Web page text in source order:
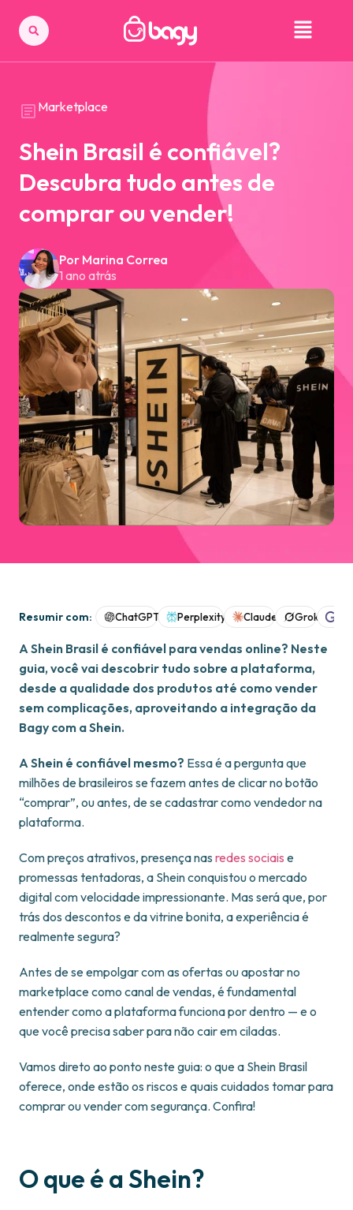
Marketplace
Shein Brasil é confiável?
Descubra tudo antes de
comprar ou vender!
Por Marina Correa
1 ano atrás
Resumir com: ChatGPT Perplexity Claude Grok
A Shein Brasil é confiável para vendas online? Neste
guia, você vai descobrir tudo sobre a plataforma,
desde a qualidade dos produtos até como vender
sem complicações, aproveitando a integração da
Bagy com a Shein.
A Shein é confiável mesmo? Essa é a pergunta que
milhões de brasileiros se fazem antes de clicar no botão
“comprar”, ou antes, de se cadastrar como vendedor na
plataforma.
Com preços atrativos, presença nas redes sociais e
promessas tentadoras, a Shein conquistou o mercado
digital com velocidade impressionante. Mas será que, por
trás dos descontos e da vitrine bonita, a experiência é
realmente segura?
Antes de se empolgar com as ofertas ou apostar no
marketplace como canal de vendas, é fundamental
entender como a plataforma funciona por dentro — e o
que você precisa saber para não cair em ciladas.
Vamos direto ao ponto neste guia: o que a Shein Brasil
oferece, onde estão os riscos e quais cuidados tomar para
comprar ou vender com segurança. Confira!
O que é a Shein?